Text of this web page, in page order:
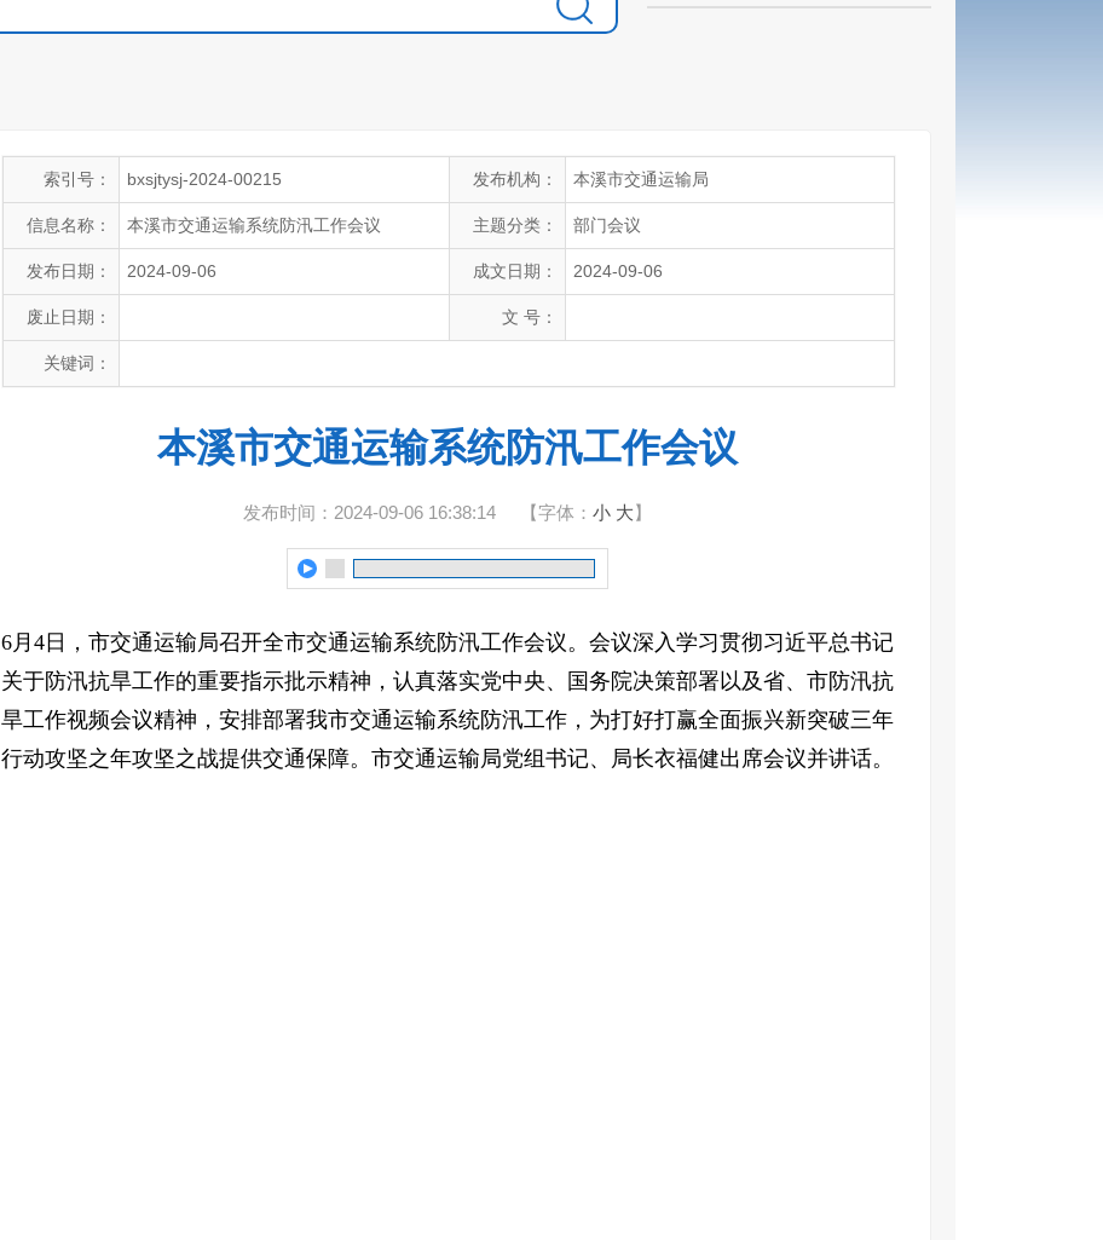
索引号： bxsjtysj-2024-00215 发布机构： 本溪市交通运输局
信息名称： 本溪市交通运输系统防汛工作会议 主题分类： 部门会议
发布日期： 2024-09-06 成文日期： 2024-09-06
废止日期： 文 号：
关键词：
本溪市交通运输系统防汛工作会议
发布时间：2024-09-06 16:38:14 【字体： 小 大】
6月4日，市交通运输局召开全市交通运输系统防汛工作会议。会议深入学习贯彻习近平总书记
关于防汛抗旱工作的重要指示批示精神，认真落实党中央、国务院决策部署以及省、市防汛抗
旱工作视频会议精神，安排部署我市交通运输系统防汛工作，为打好打赢全面振兴新突破三年
行动攻坚之年攻坚之战提供交通保障。市交通运输局党组书记、局长衣福健出席会议并讲话。